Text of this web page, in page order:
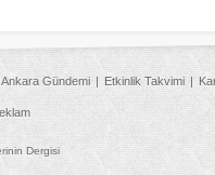
Ankara Gündemi Etkinlik Takvimi
Dergisi